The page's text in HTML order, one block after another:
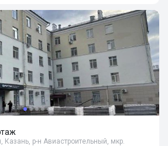
Казань, р-н Авиастроительный, мкр.